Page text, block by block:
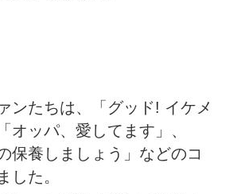
ンたちは、「グッド! イケメ
オッパ、愛してます」、
保養しましょう」などのコ
した。